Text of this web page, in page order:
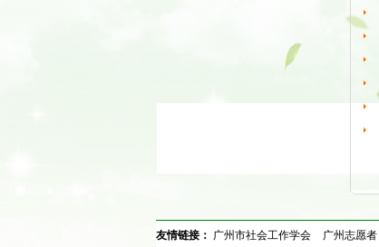
友情链接： 广州市社会工作学会 广州志愿者